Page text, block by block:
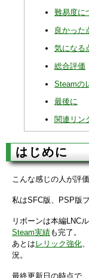
難易度に
良かった
気になる
総合評価
Steamの
最後に
関連リン
はじめに
こんな感じの人が評
私はSFC版、PSP版
リボーンは本編LNC
Steam実績も完了。
あとは レリック強化
況。
最終更新日の時点で